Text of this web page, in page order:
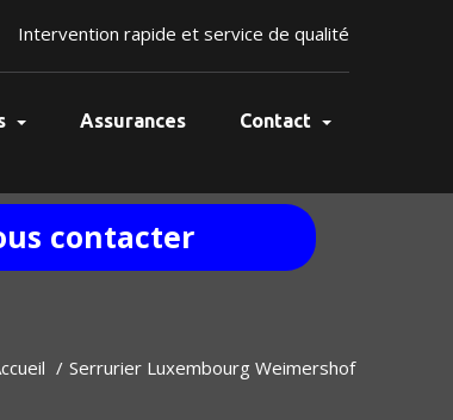
Intervention rapide et service de qualité
Assurances Contact
contacter
Serrurier Luxembourg Weimershof